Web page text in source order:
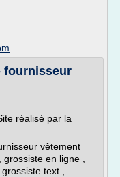
fournisseur
réalisé par la
vêtement
en ligne ,
text ,